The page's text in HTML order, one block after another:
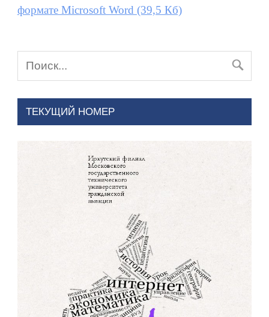
формате Microsoft Word (39,5 Кб)
ТЕКУЩИЙ НОМЕР